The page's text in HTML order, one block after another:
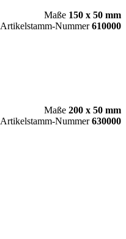
Maße 150 x 50 mm
Artikelstamm-Nummer610000
Maße 200 x 50 mm
Artikelstamm-Nummer630000